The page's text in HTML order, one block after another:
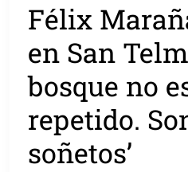
Félix
en San
bosque no
repetido.
soñetos’